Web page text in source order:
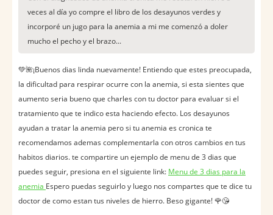
veces al día yo compre el libro de los desayunos verdes y
incorporé un jugo para la anemia a mi me comenzó a doler
mucho el pecho y el brazo...
💚🌺¡Buenos dias linda nuevamente! Entiendo que estes preocupada,
la dificultad para respirar ocurre con la anemia, si esta sientes que
aumento seria bueno que charles con tu doctor para evaluar si el
tratamiento que te indico esta haciendo efecto. Los desayunos
ayudan a tratar la anemia pero si tu anemia es cronica te
recomendamos ademas complementarla con otros cambios en tus
habitos diarios. te compartire un ejemplo de menu de 3 dias que
puedes seguir, presiona en el siguiente link: Menu de 3 dias para la
anemia Espero puedas seguirlo y luego nos compartes que te dice tu
doctor de como estan tus niveles de hierro. Beso gigante! 🌹😘